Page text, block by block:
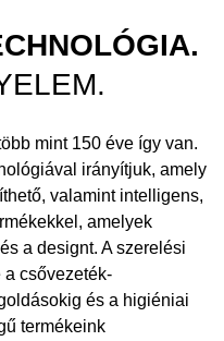
mint 150 éve így van.
irányítjuk, amely
valamint intelligens,
amelyek
a designt. A szerelési
csővezeték-
és a higiéniai
termékeink